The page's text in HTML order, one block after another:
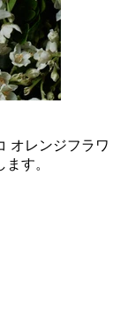
オレンジフラワ
す。